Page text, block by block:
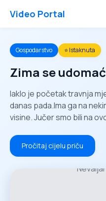
Video Portal
Gospodarstvo ⭐ Istaknuta
Zima se
Iaklo je početak travnja
danas pada.Ima ga na
visine. Jučer smo bili na
Pročitaj cijelu priču